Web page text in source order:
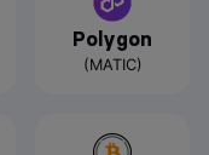
Polygon
(MATIC)